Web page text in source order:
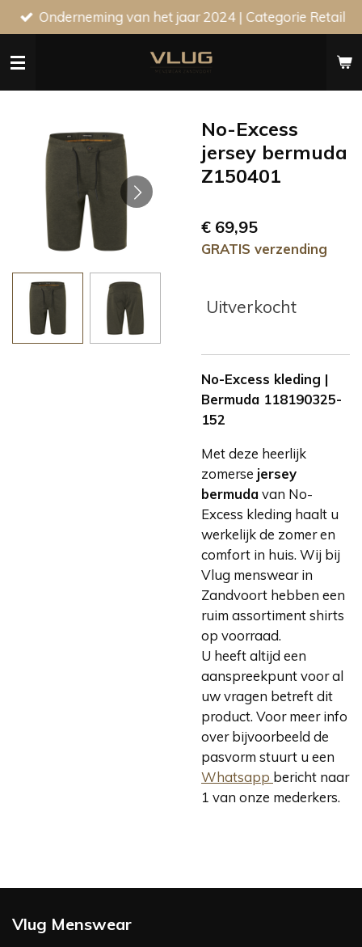
Ga
direct
naar
Onderneming van het jaar 2024 | Categorie Retail
No-Excess
jersey bermuda
Z150401
€ 69,95
GRATIS verzending
Uitverkocht
No-Excess kleding |
Bermuda 118190325-
152
Met deze heerlijk
zomerse jersey
bermuda van No-
Excess kleding haalt u
werkelijk de zomer en
comfort in huis. Wij bij
Vlug menswear in
Zandvoort hebben een
ruim assortiment shirts
op voorraad.
U heeft altijd een
aanspreekpunt voor al
uw vragen betreft dit
product. Voor meer info
over bijvoorbeeld de
pasvorm stuurt u een
Whatsapp bericht naar
1 van onze mederkers.
Vlug Menswear